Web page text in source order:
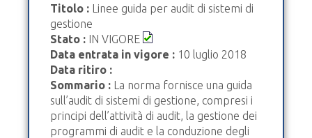
Titolo : Linee guida per audit di sistemi di
gestione
Stato : IN VIGORE
Data entrata in vigore : 10 luglio 2018
Data ritiro :
Sommario : La norma fornisce una guida
sull’audit di sistemi di gestione, compresi i
principi dell’attività di audit, la gestione dei
programmi di audit e la conduzione degli